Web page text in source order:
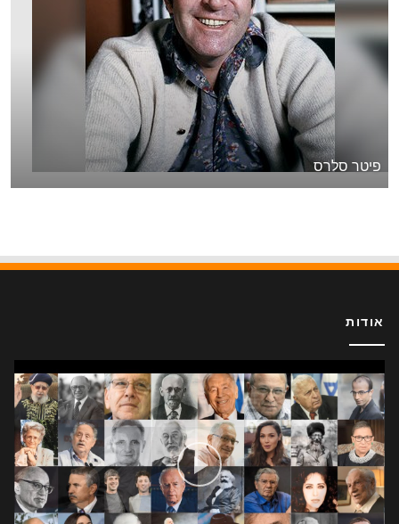
פיטר סלרס
אודות